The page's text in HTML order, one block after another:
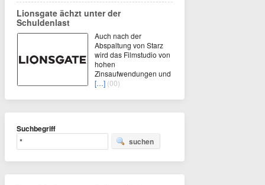
Lionsgate ächzt unter der
Schuldenlast
Auch nach der
Abspaltung von Starz
wird das Filmstudio von
hohen
Zinsaufwendungen und
[…] (00)
Suchbegriff
suchen